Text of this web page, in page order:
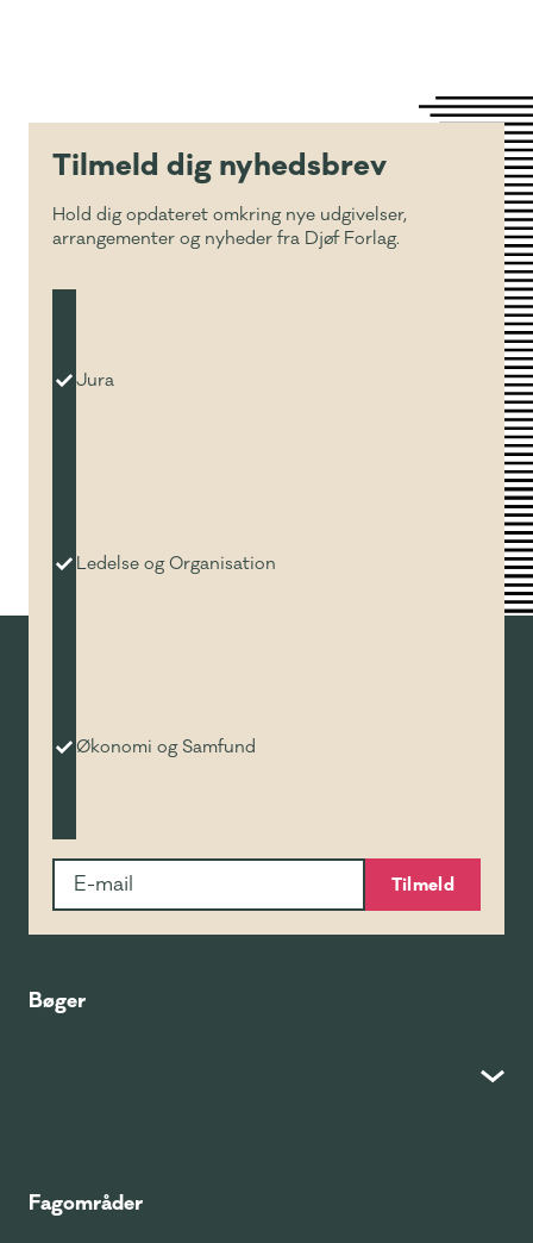
Tilmeld dig nyhedsbrev
Hold dig opdateret omkring nye udgivelser,
arrangementer og nyheder fra Djøf Forlag.
Jura
Ledelse og Organisation
Økonomi og Samfund
Tilmeld
Bøger
Fagområder